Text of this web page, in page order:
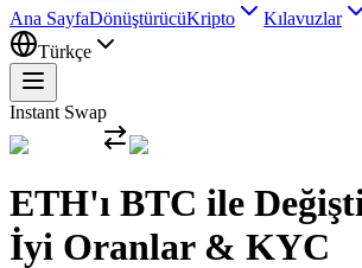
Ana SayfaDönüştürücüKripto
Kılavuzlar
Türkçe
Instant Swap
ETH'ı BTC ile
İyi Oranlar & KYC